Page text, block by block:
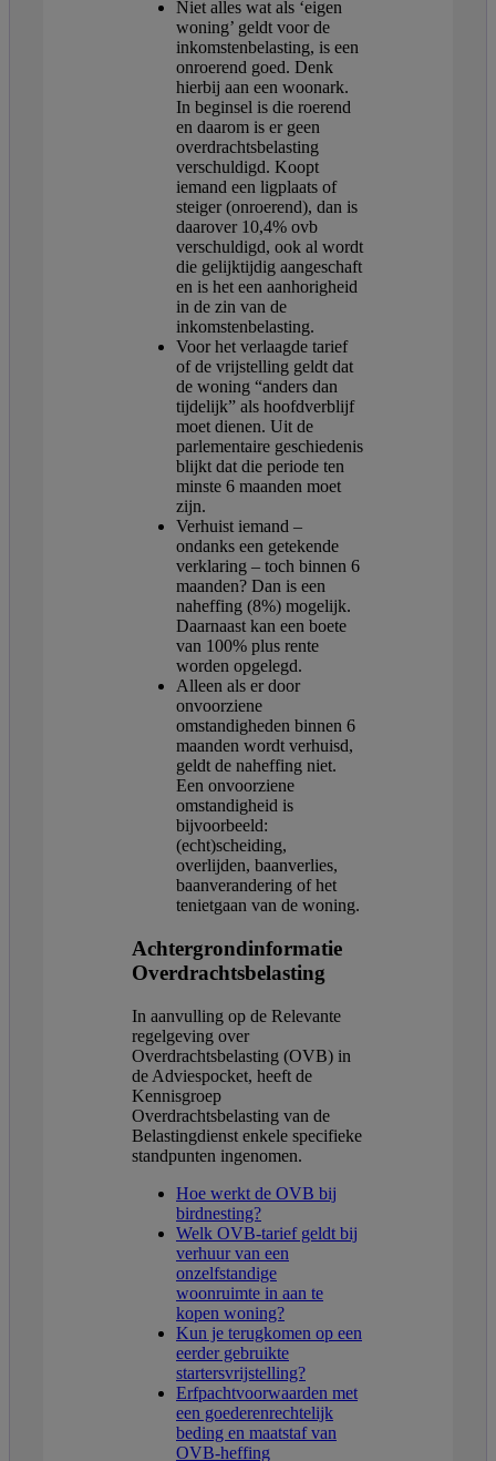
Niet alles wat als ‘eigen
woning’ geldt voor de
inkomstenbelasting, is een
onroerend goed. Denk
hierbij aan een woonark.
In beginsel is die roerend
en daarom is er geen
overdrachtsbelasting
verschuldigd. Koopt
iemand een ligplaats of
steiger (onroerend), dan is
daarover 10,4% ovb
verschuldigd, ook al wordt
die gelijktijdig aangeschaft
en is het een aanhorigheid
in de zin van de
inkomstenbelasting.
Voor het verlaagde tarief
of de vrijstelling geldt dat
de woning “anders dan
tijdelijk” als hoofdverblijf
moet dienen. Uit de
parlementaire geschiedenis
blijkt dat die periode ten
minste 6 maanden moet
zijn.
Verhuist iemand –
ondanks een getekende
verklaring – toch binnen 6
maanden? Dan is een
naheffing (8%) mogelijk.
Daarnaast kan een boete
van 100% plus rente
worden opgelegd.
Alleen als er door
onvoorziene
omstandigheden binnen 6
maanden wordt verhuisd,
geldt de naheffing niet.
Een onvoorziene
omstandigheid is
bijvoorbeeld:
(echt)scheiding,
overlijden, baanverlies,
baanverandering of het
tenietgaan van de woning.
Achtergrondinformatie
Overdrachtsbelasting
In aanvulling op de Relevante
regelgeving over
Overdrachtsbelasting (OVB) in
de Adviespocket, heeft de
Kennisgroep
Overdrachtsbelasting van de
Belastingdienst enkele specifieke
standpunten ingenomen.
Hoe werkt de OVB bij
birdnesting?
Welk OVB-tarief geldt bij
verhuur van een
onzelfstandige
woonruimte in aan te
kopen woning?
Kun je terugkomen op een
eerder gebruikte
startersvrijstelling?
Erfpachtvoorwaarden met
een goederenrechtelijk
beding en maatstaf van
OVB-heffing